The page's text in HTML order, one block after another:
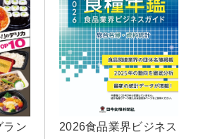
ラン
2026食品業界ビジネス